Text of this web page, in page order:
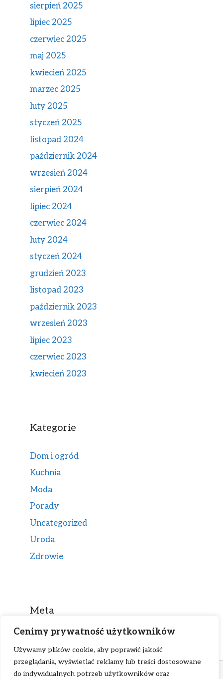
Cenimy prywatność użytkowników
Używamy plików cookie, aby poprawić jakość
przeglądania, wyświetlać reklamy lub treści dostosowane
do indywidualnych potrzeb użytkowników oraz
sierpień 2025
lipiec 2025
czerwiec 2025
maj 2025
kwiecień 2025
marzec 2025
luty 2025
styczeń 2025
listopad 2024
październik 2024
wrzesień 2024
sierpień 2024
lipiec 2024
czerwiec 2024
luty 2024
styczeń 2024
grudzień 2023
listopad 2023
październik 2023
wrzesień 2023
lipiec 2023
czerwiec 2023
kwiecień 2023
Kategorie
Dom i ogród
Kuchnia
Moda
Porady
Uncategorized
Uroda
Zdrowie
Meta
Zaloguj się
Kanał wpisów
Kanał komentarzy
ℹ W ramach tej strony stosujemy pliki cookies.